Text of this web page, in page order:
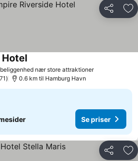
Del
nær store attraktioner
Hotel
0.6 km til Hamburg Havn
Se priser
Del